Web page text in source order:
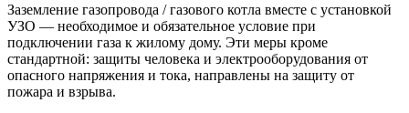
Заземление газопровода / газового котла вместе с установкой
УЗО — необходимое и обязательное условие при
подключении газа к жилому дому. Эти меры кроме
стандартной: защиты человека и электрооборудования от
опасного напряжения и тока, направлены на защиту от
пожара и взрыва.